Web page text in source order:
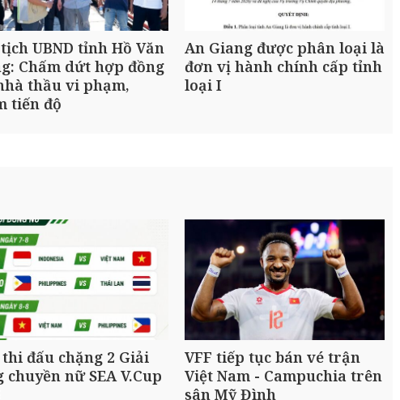
UBND tỉnh Hồ Văn
Chấm dứt hợp đồng
thầu vi phạm,
tiến độ
An Giang được phân loại là
đơn vị hành chính cấp tỉnh
loại I
đấu chặng 2 Giải
chuyền nữ SEA V.Cup
VFF tiếp tục bán vé trận
Việt Nam - Campuchia trên
sân Mỹ Đình